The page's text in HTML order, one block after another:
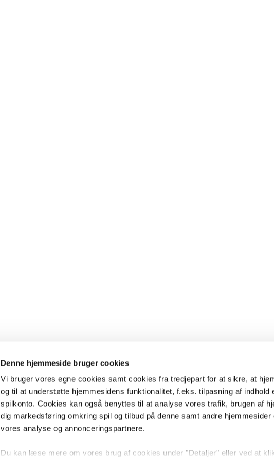
Denne hjemmeside bruger cookies
Vi bruger vores egne cookies samt cookies fra tredjepart for at sikre, at
og til at understøtte hjemmesidens funktionalitet, f.eks. tilpasning af indhold
spilkonto. Cookies kan også benyttes til at analyse vores trafik, brugen af
dig markedsføring omkring spil og tilbud på denne samt andre hjemmesider
vores analyse og annonceringspartnere.
Du kan læse mere om vores brug af cookies under "Detaljer" eller ved at